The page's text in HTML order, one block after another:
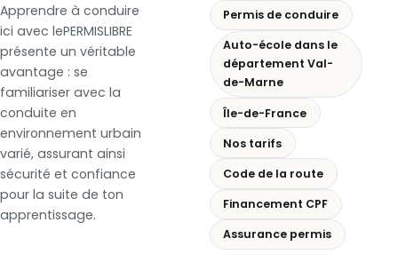
Apprendre à conduire
ici avec lePERMISLIBRE
présente un véritable
avantage : se
familiariser avec la
conduite en
environnement urbain
varié, assurant ainsi
sécurité et confiance
pour la suite de ton
apprentissage.
Permis de conduire
Auto-école dans le
département Val-
de-Marne
Île-de-France
Nos tarifs
Code de la route
Financement CPF
Assurance permis